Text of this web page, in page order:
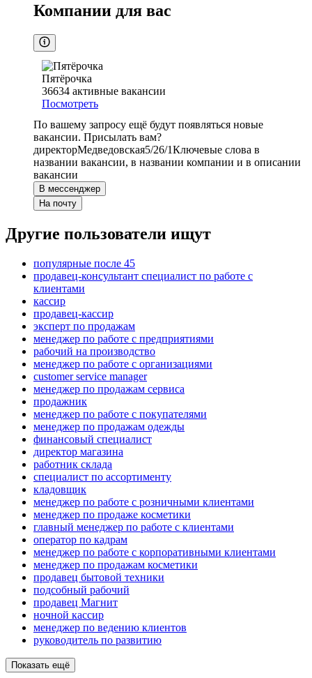
Компании для вас
Пятёрочка
36634 активные вакансии
Посмотреть
По вашему запросу ещё будут появляться новые
вакансии. Присылать вам?
директорМедведовская5/26/1Ключевые слова в
названии вакансии, в названии компании и в описании
вакансии
В мессенджер
На почту
Другие пользователи ищут
популярные после 45
продавец-консультант специалист по работе с
клиентами
кассир
продавец-кассир
эксперт по продажам
менеджер по работе с предприятиями
рабочий на производство
менеджер по работе с организациями
customer service manager
менеджер по продажам сервиса
продажник
менеджер по работе с покупателями
менеджер по продажам одежды
финансовый специалист
директор магазина
работник склада
специалист по ассортименту
кладовщик
менеджер по работе с розничными клиентами
менеджер по продаже косметики
главный менеджер по работе с клиентами
оператор по кадрам
менеджер по работе с корпоративными клиентами
менеджер по продажам косметики
продавец бытовой техники
подсобный рабочий
продавец Магнит
ночной кассир
менеджер по ведению клиентов
руководитель по развитию
Показать ещё